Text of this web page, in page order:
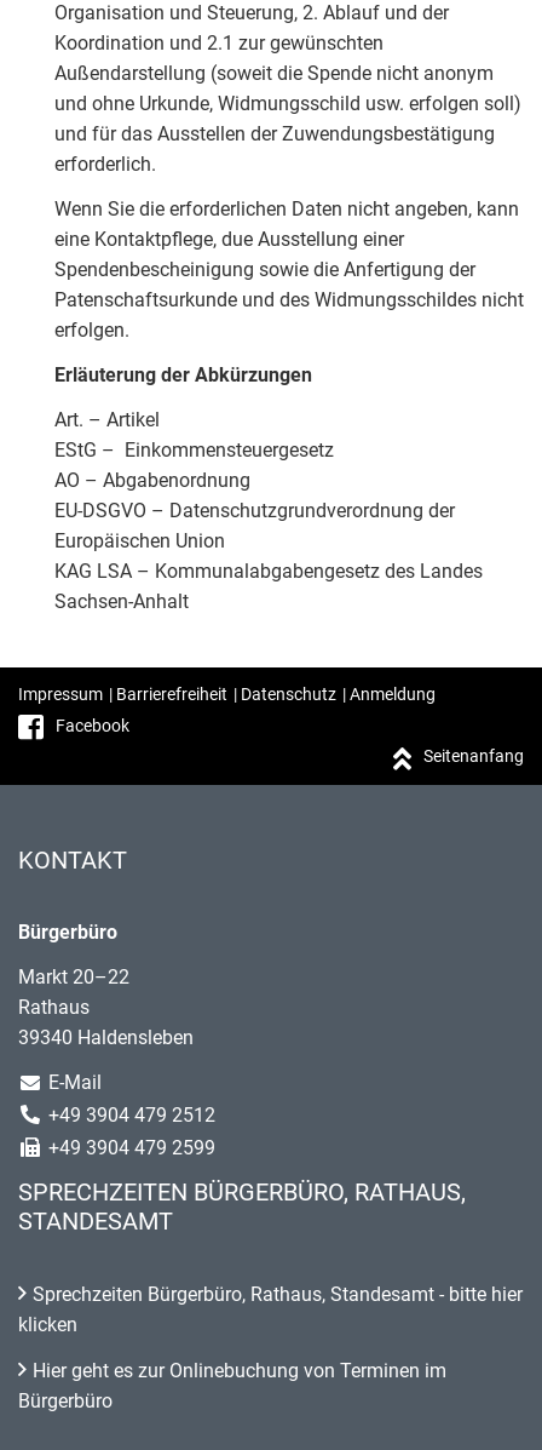
Organisation und Steuerung, 2. Ablauf und der
Koordination und 2.1 zur gewünschten
Außendarstellung (soweit die Spende nicht anonym
und ohne Urkunde, Widmungsschild usw. erfolgen soll)
und für das Ausstellen der Zuwendungsbestätigung
erforderlich.
Wenn Sie die erforderlichen Daten nicht angeben, kann
eine Kontaktpflege, due Ausstellung einer
Spendenbescheinigung sowie die Anfertigung der
Patenschaftsurkunde und des Widmungsschildes nicht
erfolgen.
Erläuterung der Abkürzungen
Art. – Artikel
EStG – Einkommensteuergesetz
AO – Abgabenordnung
EU-DSGVO – Datenschutzgrundverordnung der
Europäischen Union
KAG LSA – Kommunalabgabengesetz des Landes
Sachsen-Anhalt
Impressum | Barrierefreiheit | Datenschutz |Anmeldung
Facebook
Seitenanfang
KONTAKT
Bürgerbüro
Markt 20–22
Rathaus
39340 Haldensleben
E-Mail
+49 3904 479 2512
+49 3904 479 2599
SPRECHZEITEN BÜRGERBÜRO, RATHAUS,
STANDESAMT
Sprechzeiten Bürgerbüro, Rathaus, Standesamt - bitte hier
klicken
Hier geht es zur Onlinebuchung von Terminen im
Bürgerbüro